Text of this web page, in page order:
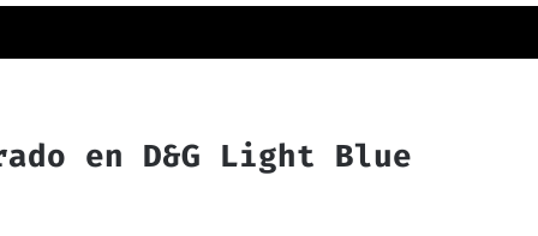
en D&G Light Blue